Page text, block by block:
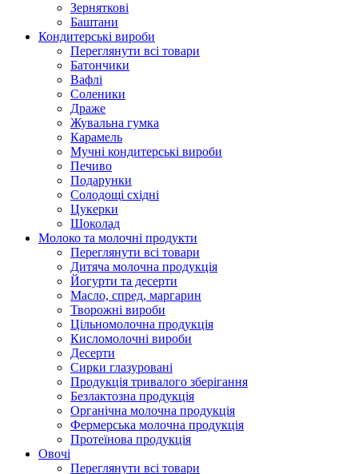
Зерняткові
Баштани
Кондитерські вироби
Переглянути всі товари
Батончики
Вафлі
Соленики
Драже
Жувальнa гумка
Карамель
Мучні кондитерські вироби
Печиво
Подарунки
Солодощі східні
Цукерки
Шоколад
Молоко та молочні продукти
Переглянути всі товари
Дитяча молочна продукція
Йогурти та десерти
Масло, спред, маргарин
Творожні вироби
Цільномолочна продукція
Кисломолочні вироби
Десерти
Сирки глазуровані
Продукція тривалого зберігання
Безлактозна продукція
Органічна молочна продукція
Фермерська молочна продукція
Протеїнова продукція
Овочі
Переглянути всі товари